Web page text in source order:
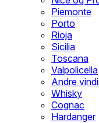
Piemonte
Porto
Rioja
Sicilia
Toscana
Valpolicella
Andre
Whisky
Cognac
Hardanger